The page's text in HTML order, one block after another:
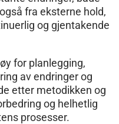
fra eksterne hold,
og gjentakende
for planlegging,
av endringer og
etter metodikken og
og helhetlig
prosesser.